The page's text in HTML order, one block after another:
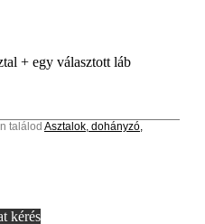
+ egy választott láb
találod Asztalok, dohányzó,
kérés